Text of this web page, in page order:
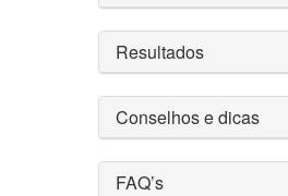
Resultados
Conselhos e dicas
FAQ’s